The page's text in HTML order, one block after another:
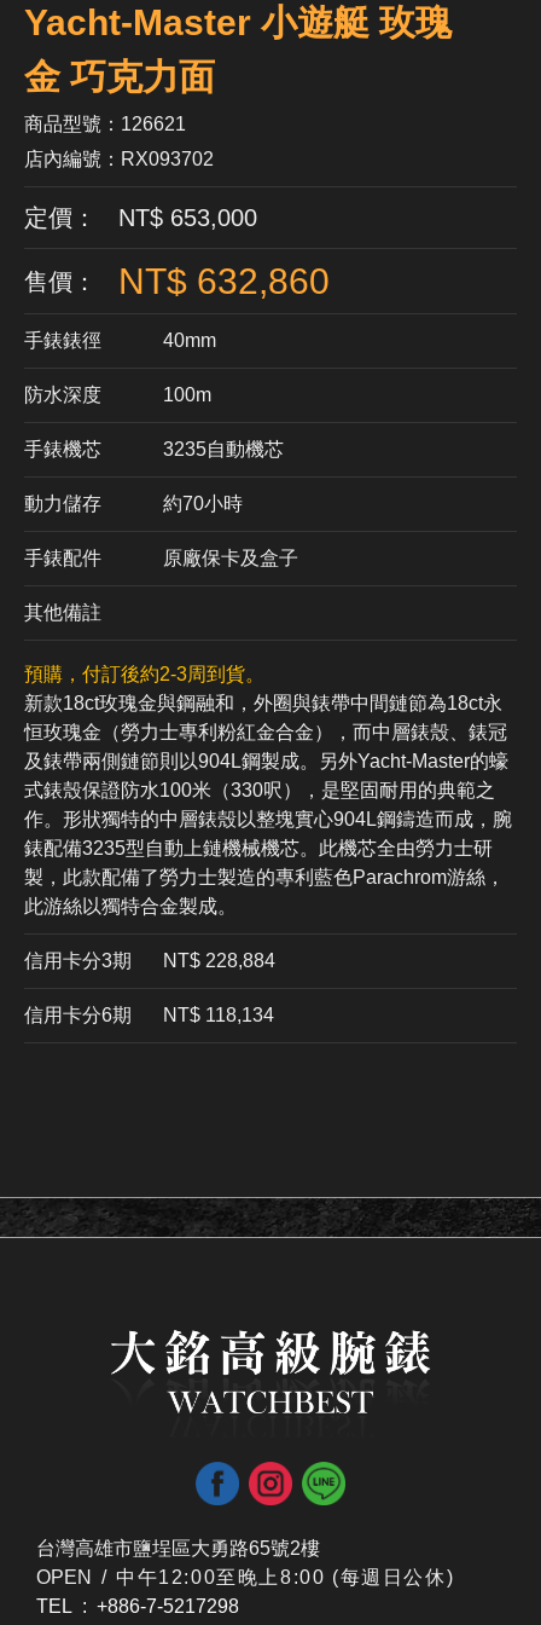
Yacht-Master 小遊艇 玫瑰
金 巧克力面
商品型號：126621
店內編號：RX093702
定價： NT$ 653,000
售價： NT$ 632,860
手錶錶徑 40mm
防水深度 100m
手錶機芯 ​3235自動機芯
動力儲存 約70小時
手錶配件 原廠保卡及盒子
其他備註
預購，付訂後約2-3周到貨。
新款18ct玫瑰金與鋼融和，外圈與錶帶中間鏈節為18ct永
恒玫瑰金（勞力士專利粉紅金合金），而中層錶殼、錶冠
及錶帶兩側鏈節則以904L鋼製成。另外Yacht-Master的蠔
式錶殼保證防水100米（330呎），是堅固耐用的典範之
作。形狀獨特的中層錶殼以整塊實心904L鋼鑄造而成，腕
錶配備3235型自動上鏈機械機芯。此機芯全由勞力士研
製，此款配備了勞力士製造的專利藍色Parachrom游絲，
此游絲以獨特合金製成。
信用卡分3期 ​NT$ 228,884
信用卡分6期 NT$ 118,134
台灣高雄市鹽埕區大勇路65號2樓
OPEN / ​中午12:00至晚上8:00 (每週日公休)
TEL : +886-7-5217298